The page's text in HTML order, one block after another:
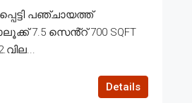
പഞ്ചായത്ത്
7.5 സെൻ്റ് 700 SQFT
Details